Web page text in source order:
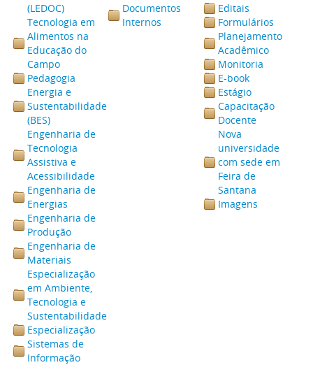
(LEDOC)
Tecnologia em
Alimentos na
Educação do
Campo
Pedagogia
Energia e
Sustentabilidade
(BES)
Engenharia de
Tecnologia
Assistiva e
Acessibilidade
Engenharia de
Energias
Engenharia de
Produção
Engenharia de
Materiais
Especialização
em Ambiente,
Tecnologia e
Sustentabilidade
Especialização
Sistemas de
Informação
Documentos
Internos
Editais
Formulários
Planejamento
Acadêmico
Monitoria
E-book
Estágio
Capacitação
Docente
Nova
universidade
com sede em
Feira de
Santana
Imagens